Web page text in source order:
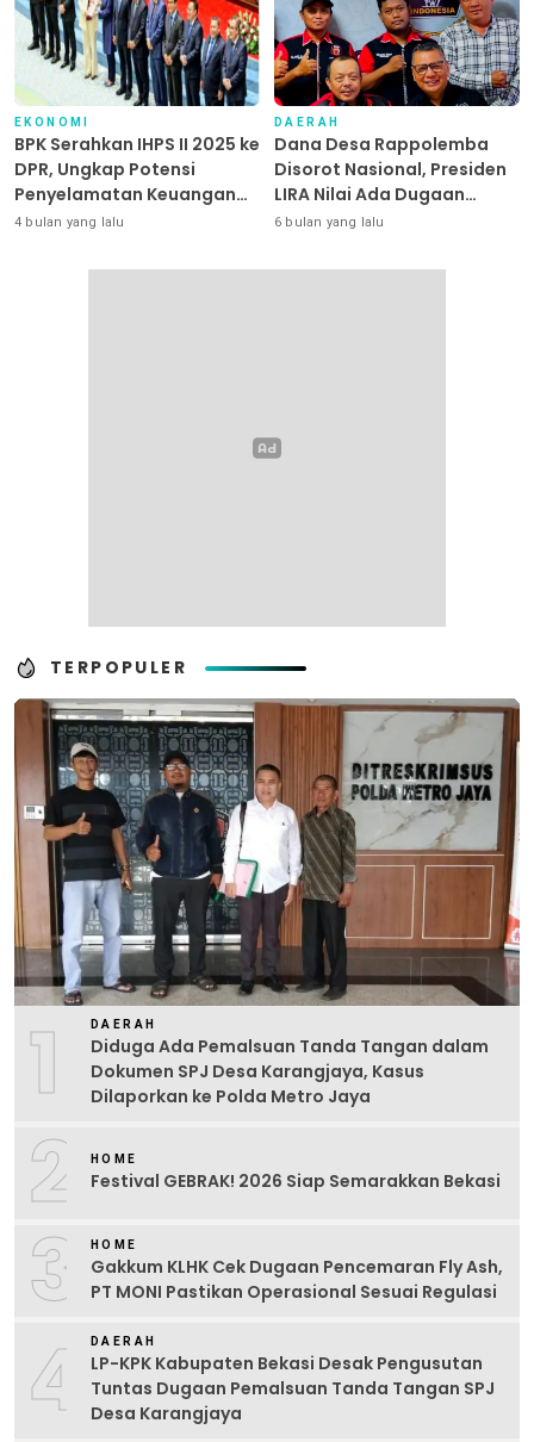
EKONOMI
BPK Serahkan IHPS II 2025 ke
DPR, Ungkap Potensi
Penyelamatan Keuangan
Negara Puluhan Triliun
4 bulan yang lalu
DAERAH
Dana Desa Rappolemba
Disorot Nasional, Presiden
LIRA Nilai Ada Dugaan
Abuse of Power
6 bulan yang lalu
TERPOPULER
1 DAERAH
Diduga Ada Pemalsuan Tanda Tangan dalam
Dokumen SPJ Desa Karangjaya, Kasus
Dilaporkan ke Polda Metro Jaya
2 HOME
Festival GEBRAK! 2026 Siap Semarakkan Bekasi
3 HOME
Gakkum KLHK Cek Dugaan Pencemaran Fly Ash,
PT MONI Pastikan Operasional Sesuai Regulasi
4 DAERAH
LP-KPK Kabupaten Bekasi Desak Pengusutan
Tuntas Dugaan Pemalsuan Tanda Tangan SPJ
Desa Karangjaya